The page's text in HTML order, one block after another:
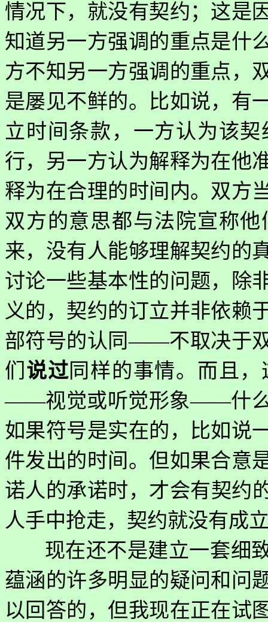
情况下，就没有契约；这是
知道另一方强调的重点是什
方不知另一方强调的重点，
是屡见不鲜的。比如说，有
立时间条款，一方认为该
行，另一方认为解释为在他
释为在合理的时间内。双方
双方的意思都与法院宣称
来，没有人能够理解契约的
讨论一些基本性的问题，除
义的，契约的订立并非依赖
部符号的认同——不取决于
们 说过 同样的事情。而且
——视觉或听觉形象——什么
如果符号是实在的，比如说
件发出的时间。但如果合意
诺人的承诺时，才会有契
人手中抢走，契约就没有成
现在还不是建立一套细
蕴涵的许多明显的疑问和问
以回答的，但我现在正在试